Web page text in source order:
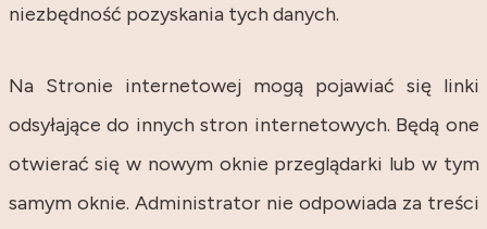
niezbędność pozyskania tych danych.
Na Stronie internetowej mogą pojawiać się linki
odsyłające do innych stron internetowych. Będą one
otwierać się w nowym oknie przeglądarki lub w tym
samym oknie. Administrator nie odpowiada za treści